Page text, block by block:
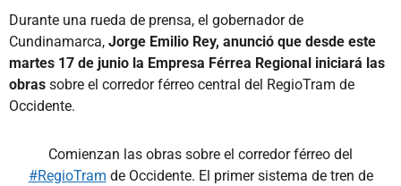
Durante una rueda de prensa, el gobernador de
Cundinamarca, Jorge Emilio Rey, anunció que desde este
martes 17 de junio la Empresa Férrea Regional iniciará las
obras sobre el corredor férreo central del RegioTram de
Occidente.
Comienzan las obras sobre el corredor férreo del
#RegioTram de Occidente. El primer sistema de tren de